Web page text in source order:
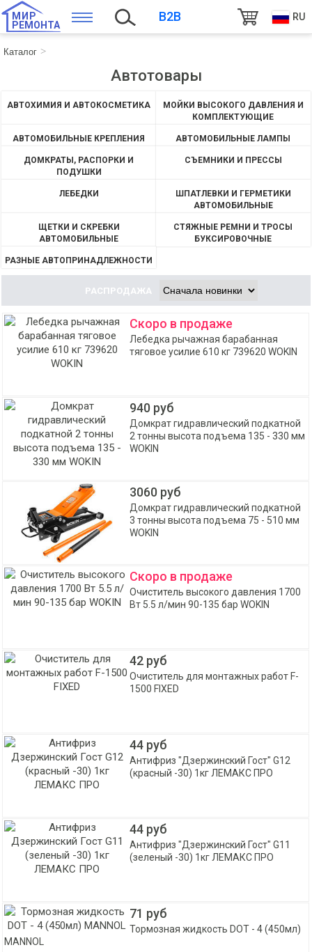
МИР
РЕМОНТА
B2B RU
Каталог
Автотовары
АВТОХИМИЯ И АВТОКОСМЕТИКА
МОЙКИ ВЫСОКОГО ДАВЛЕНИЯ И
КОМПЛЕКТУЮЩИЕ
АВТОМОБИЛЬНЫЕ КРЕПЛЕНИЯ АВТОМОБИЛЬНЫЕ ЛАМПЫ
ДОМКРАТЫ, РАСПОРКИ И
ПОДУШКИ
СЪЕМНИКИ И ПРЕССЫ
ЛЕБЕДКИ
ШПАТЛЕВКИ И ГЕРМЕТИКИ
АВТОМОБИЛЬНЫЕ
ЩЕТКИ И СКРЕБКИ
АВТОМОБИЛЬНЫЕ
СТЯЖНЫЕ РЕМНИ И ТРОСЫ
БУКСИРОВОЧНЫЕ
РАЗНЫЕ АВТОПРИНАДЛЕЖНОСТИ
РАСПРОДАЖА
Скоро в продаже
Лебедка рычажная барабанная
тяговое усилие 610 кг 739620 WOKIN
940 руб
Домкрат гидравлический подкатной
2 тонны высота подъема 135 - 330 мм
WOKIN
3060 руб
Домкрат гидравлический подкатной
3 тонны высота подъема 75 - 510 мм
WOKIN
Скоро в продаже
Очиститель высокого давления 1700
Вт 5.5 л/мин 90-135 бар WOKIN
42 руб
Очиститель для монтажных работ F-
1500 FIXED
44 руб
Антифриз "Дзержинский Гост" G12
(красный -30) 1кг ЛЕМАКС ПРО
44 руб
Антифриз "Дзержинский Гост" G11
(зеленый -30) 1кг ЛЕМАКС ПРО
71 руб
Тормозная жидкость DOT - 4 (450мл)
MANNOL